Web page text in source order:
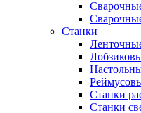
Станки
Станки
Станки